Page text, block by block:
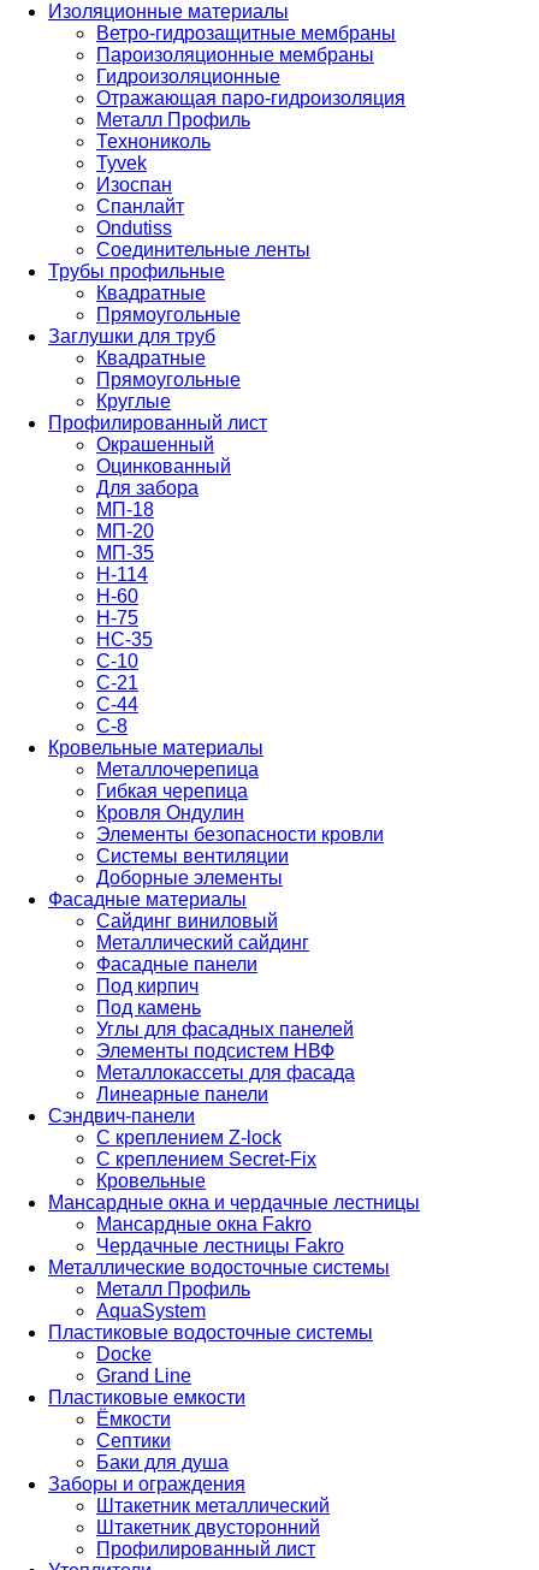
Изоляционные материалы
Ветро-гидрозащитные мембраны
Пароизоляционные мембраны
Гидроизоляционные
Отражающая паро-гидроизоляция
Металл Профиль
Технониколь
Tyvek
Изоспан
Спанлайт
Ondutiss
Соединительные ленты
Трубы профильные
Квадратные
Прямоугольные
Заглушки для труб
Квадратные
Прямоугольные
Круглые
Профилированный лист
Окрашенный
Оцинкованный
Для забора
МП-18
МП-20
МП-35
Н-114
Н-60
Н-75
НС-35
С-10
С-21
С-44
С-8
Кровельные материалы
Металлочерепица
Гибкая черепица
Кровля Ондулин
Элементы безопасности кровли
Системы вентиляции
Доборные элементы
Фасадные материалы
Сайдинг виниловый
Металлический сайдинг
Фасадные панели
Под кирпич
Под камень
Углы для фасадных панелей
Элементы подсистем НВФ
Металлокассеты для фасада
Линеарные панели
Сэндвич-панели
С креплением Z-lock
С креплением Secret-Fix
Кровельные
Мансардные окна и чердачные лестницы
Мансардные окна Fakro
Чердачные лестницы Fakro
Металлические водосточные системы
Металл Профиль
AquaSystem
Пластиковые водосточные системы
Docke
Grand Line
Пластиковые емкости
Ёмкости
Септики
Баки для душа
Заборы и ограждения
Штакетник металлический
Штакетник двусторонний
Профилированный лист